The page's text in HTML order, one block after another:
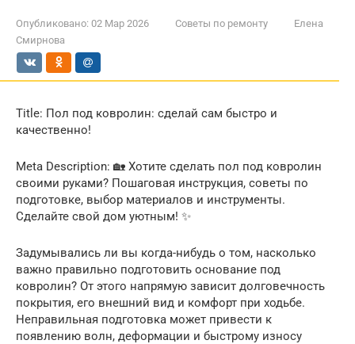
Опубликовано: 02 Мар 2026 Советы по ремонту
Елена
Смирнова
Title: Пол под ковролин: сделай сам быстро и
качественно!
Meta Description: 🏡 Хотите сделать пол под ковролин
своими руками? Пошаговая инструкция, советы по
подготовке, выбор материалов и инструменты.
Сделайте свой дом уютным! ✨
Задумывались ли вы когда-нибудь о том, насколько
важно правильно подготовить основание под
ковролин? От этого напрямую зависит долговечность
покрытия, его внешний вид и комфорт при ходьбе.
Неправильная подготовка может привести к
появлению волн, деформации и быстрому износу